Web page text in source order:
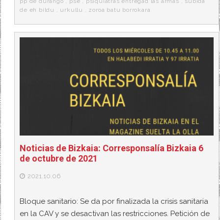
de eh bildu , urkullu , zoroa batu borrokara
Noticias de Bizkaia: Corresponsalía Bizkaia 6
de octubre de 2021
2021.10.06
Bloque sanitario: Se da por finalizada la crisis sanitaria
en la CAV y se desactivan las restricciones. Petición de